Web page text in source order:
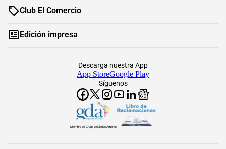
Club El Comercio
Edición impresa
Síguenos
Descarga nuestra App
App StoreGoogle Play
Miembro del Grupo de Diarios América